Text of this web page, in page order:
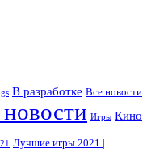
В разработке Все новости
Игры Кино
Лучшие игры 2021 |